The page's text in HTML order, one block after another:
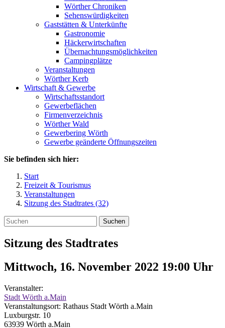
Wörther Chroniken
Sehenswürdigkeiten
Gaststätten & Unterkünfte
Gastronomie
Häckerwirtschaften
Übernachtungsmöglichkeiten
Campingplätze
Veranstaltungen
Wörther Kerb
Wirtschaft & Gewerbe
Wirtschaftsstandort
Gewerbeflächen
Firmenverzeichnis
Wörther Wald
Gewerbering Wörth
Gewerbe geänderte Öffnungszeiten
Sie befinden sich hier:
Start
Freizeit & Tourismus
Veranstaltungen
Sitzung des Stadtrates (32)
Suchen
Sitzung des Stadtrates
Mittwoch, 16. November 2022 19:00 Uhr
Veranstalter:
Stadt Wörth a.Main
Veranstaltungsort: Rathaus Stadt Wörth a.Main
Luxburgstr. 10
63939 Wörth a.Main